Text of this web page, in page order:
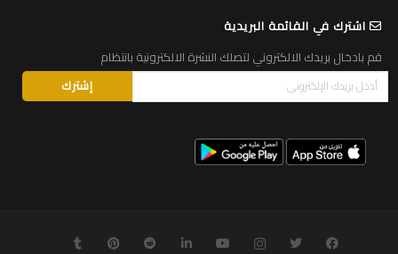
اشترك في القائمة البريدية
قم بادخال بريدك الالكتروني لتصلك النشرة الالكترونية بانتظام